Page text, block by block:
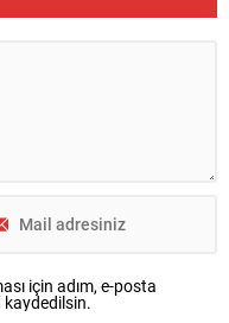
için adım, e-posta
kaydedilsin.